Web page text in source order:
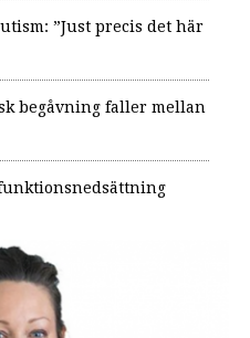
”Just precis det här
begåvning faller mellan